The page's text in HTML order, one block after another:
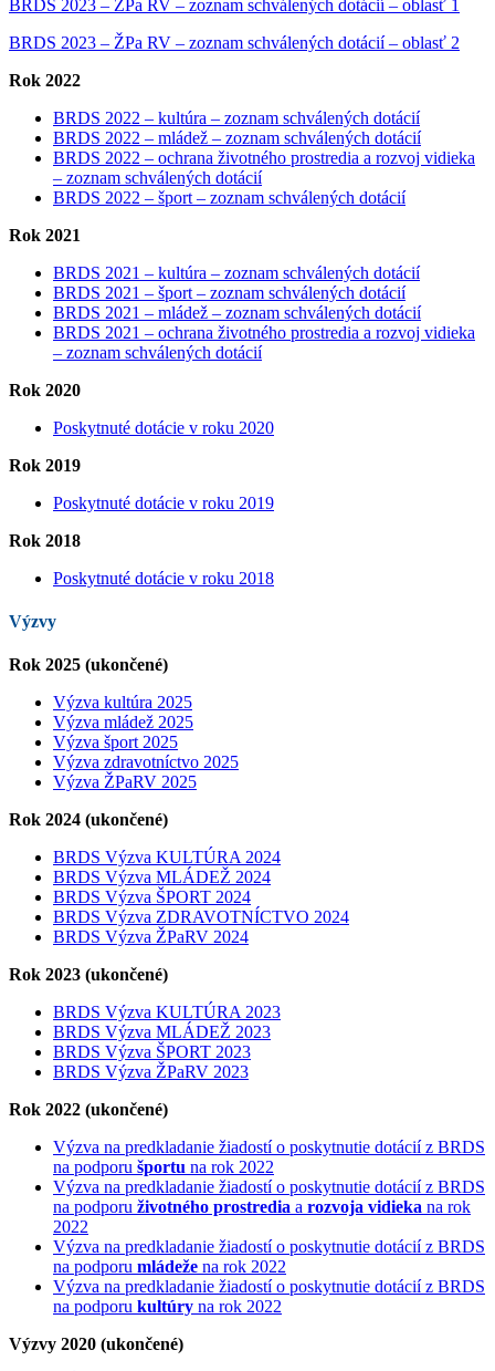
BRDS 2023 – ŽPa RV – zoznam schválených dotácií – oblasť 1
BRDS 2023 – ŽPa RV – zoznam schválených dotácií – oblasť 2
Rok 2022
BRDS 2022 – kultúra – zoznam schválených dotácií
BRDS 2022 – mládež – zoznam schválených dotácií
BRDS 2022 – ochrana životného prostredia a rozvoj vidieka
– zoznam schválených dotácií
BRDS 2022 – šport – zoznam schválených dotácií
Rok 2021
BRDS 2021 – kultúra – zoznam schválených dotácií
BRDS 2021 – šport – zoznam schválených dotácií
BRDS 2021 – mládež – zoznam schválených dotácií
BRDS 2021 – ochrana životného prostredia a rozvoj vidieka
– zoznam schválených dotácií
Rok 2020
Poskytnuté dotácie v roku 2020
Rok 2019
Poskytnuté dotácie v roku 2019
Rok 2018
Poskytnuté dotácie v roku 2018
Výzvy
Rok 2025 (ukončené)
Výzva kultúra 2025
Výzva mládež 2025
Výzva šport 2025
Výzva zdravotníctvo 2025
Výzva ŽPaRV 2025
Rok 2024 (ukončené)
BRDS Výzva KULTÚRA 2024
BRDS Výzva MLÁDEŽ 2024
BRDS Výzva ŠPORT 2024
BRDS Výzva ZDRAVOTNÍCTVO 2024
BRDS Výzva ŽPaRV 2024
Rok 2023 (ukončené)
BRDS Výzva KULTÚRA 2023
BRDS Výzva MLÁDEŽ 2023
BRDS Výzva ŠPORT 2023
BRDS Výzva ŽPaRV 2023
Rok 2022 (ukončené)
Výzva na predkladanie žiadostí o poskytnutie dotácií z BRDS
na podporu športu na rok 2022
Výzva na predkladanie žiadostí o poskytnutie dotácií z BRDS
na podporu životného prostredia a rozvoja vidieka na rok
2022
Výzva na predkladanie žiadostí o poskytnutie dotácií z BRDS
na podporu mládeže na rok 2022
Výzva na predkladanie žiadostí o poskytnutie dotácií z BRDS
na podporu kultúry na rok 2022
Výzvy 2020 (ukončené)